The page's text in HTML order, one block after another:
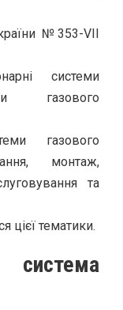
№353-VII
системи
газового
газового
монтаж,
та
цієї тематики.